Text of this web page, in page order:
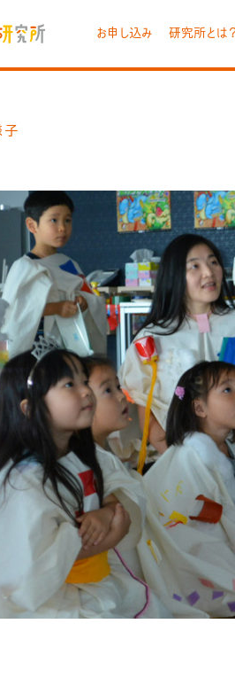
お申し込み 研究所とは
子